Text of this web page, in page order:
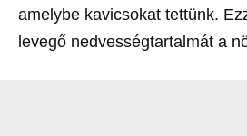
amelybe kavicsokat tettünk.
levegő nedvességtartalmát a